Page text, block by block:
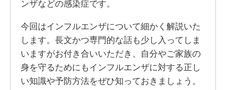
ンザなどの感染症です。
今回はインフルエンザについて細かく解説いた
します。長文かつ専門的な話も少し入ってしま
いますがお付き合いいただき、自分やご家族の
身を守るためにもインフルエンザに対する正し
い知識や予防方法をぜひ知っておきましょう。